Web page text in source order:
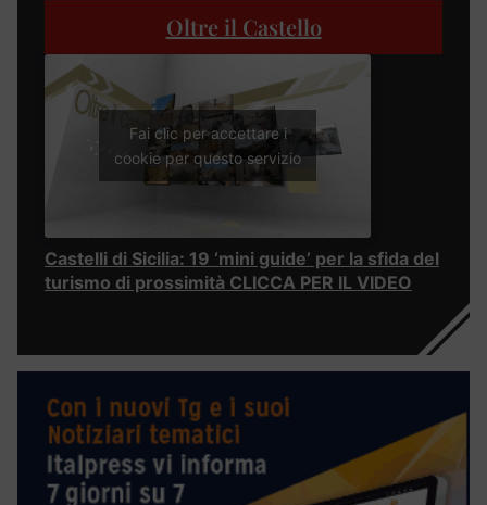
Oltre il Castello
Fai clic per accettare i
cookie per questo servizio
Castelli di Sicilia: 19 ‘mini guide’ per la sfida del
turismo di prossimità CLICCA PER IL VIDEO